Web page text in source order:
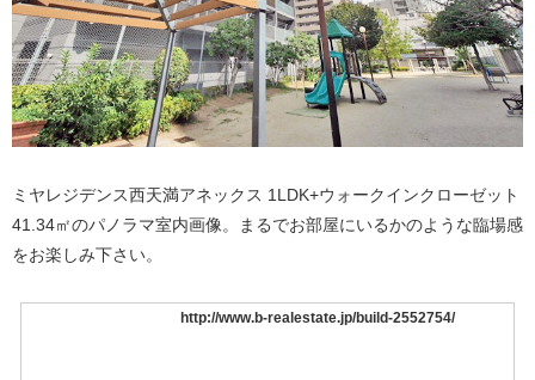
ミヤレジデンス西天満アネックス 1LDK+ウォークインクローゼット
41.34㎡のパノラマ室内画像。まるでお部屋にいるかのような臨場感
をお楽しみ下さい。
http://www.b-realestate.jp/build-2552754/